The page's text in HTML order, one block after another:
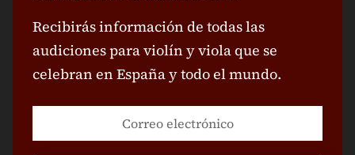
Recibirás información de todas las
audiciones para violín y viola que se
celebran en España y todo el mundo.